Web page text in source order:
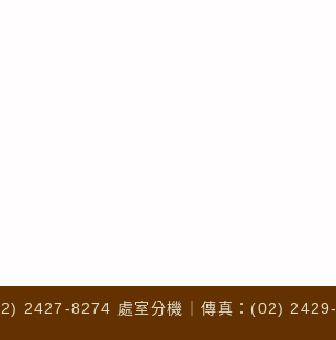
2427-8274 處室分機｜傳真：(02) 2429-